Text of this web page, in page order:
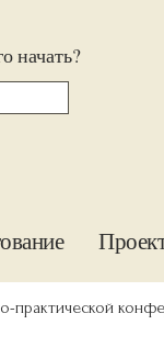
начать?
практической